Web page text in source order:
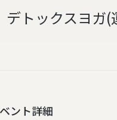
デトックスヨガ(
ント詳細